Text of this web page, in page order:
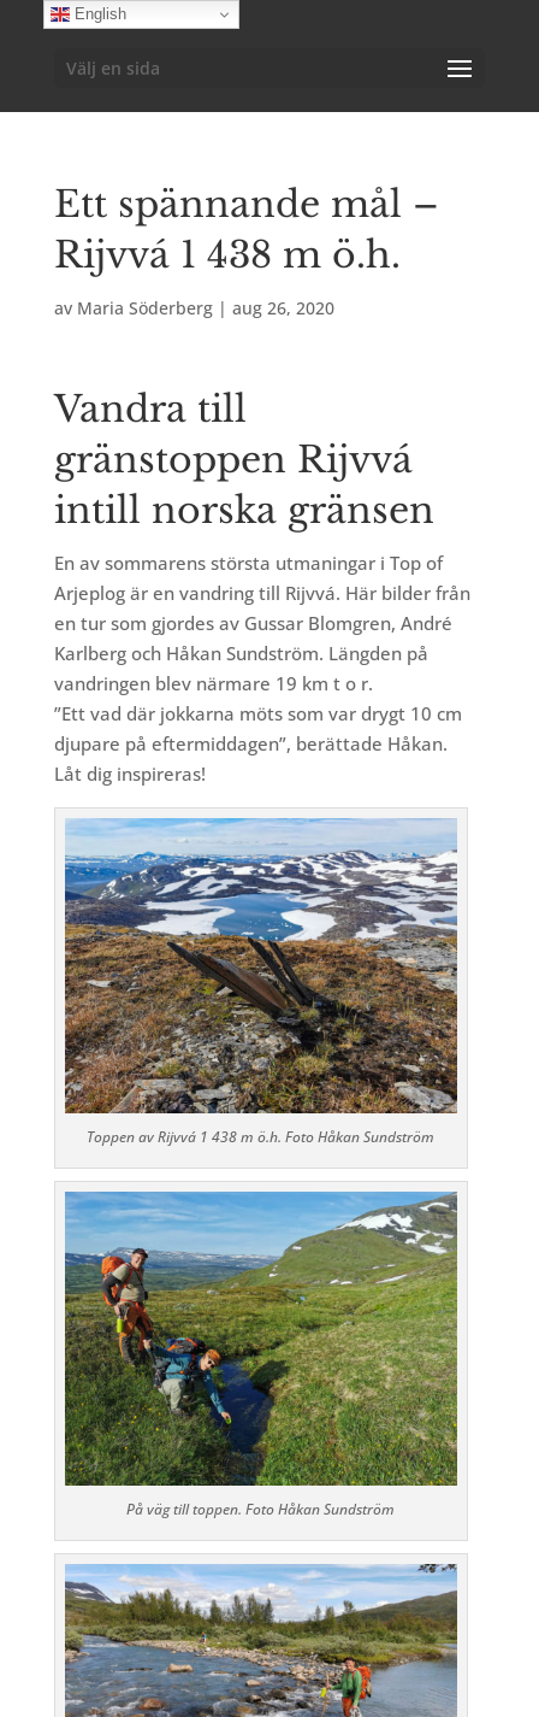
Välj en sida
Ett spännande mål –
Rijvvá 1 438 m ö.h.
av Maria Söderberg| aug 26, 2020
Vandra till
gränstoppen Rijvvá
intill norska gränsen
En av sommarens största utmaningar i Top of
Arjeplog är en vandring till Rijvvá. Här bilder från
en tur som gjordes av Gussar Blomgren, André
Karlberg och Håkan Sundström. Längden på
vandringen blev närmare 19 km t o r.
”Ett vad där jokkarna möts som var drygt 10 cm
djupare på eftermiddagen”, berättade Håkan.
Låt dig inspireras!
Toppen av Rijvvá 1 438 m ö.h. Foto Håkan Sundström
På väg till toppen. Foto Håkan Sundström
English